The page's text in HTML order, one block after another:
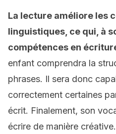
La lecture améliore les
linguistiques, ce qui, à
compétences en
enfant comprendra la
phrases. Il sera donc
correctement certaines
écrit. Finalement, son
écrire de manière créative.